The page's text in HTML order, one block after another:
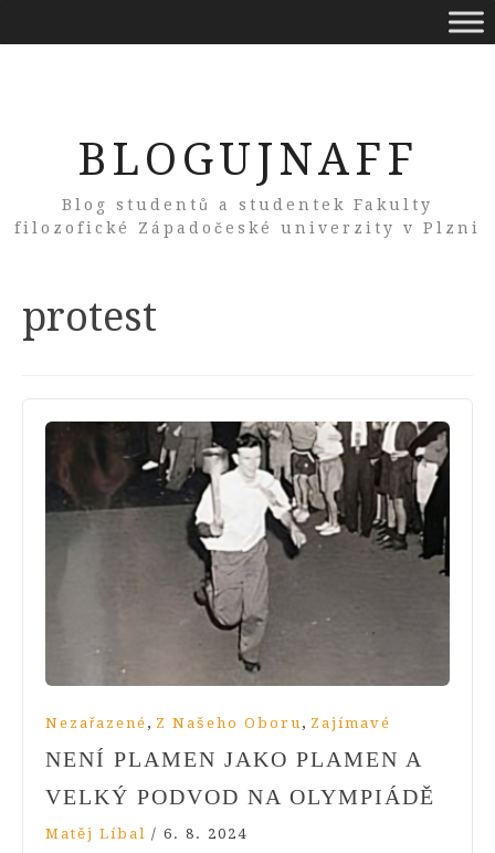
BLOGUJNAFF
Blog studentů a studentek Fakulty
filozofické Západočeské univerzity v Plzni
Tag:
protest
Nezařazené , Z Našeho Oboru , Zajímavé
NENÍ PLAMEN JAKO PLAMEN A
VELKÝ PODVOD NA OLYMPIÁDĚ
Matěj Líbal / 6. 8. 2024